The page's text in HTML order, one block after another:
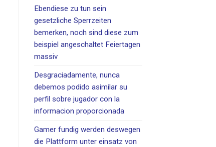
Ebendiese zu tun sein
gesetzliche Sperrzeiten
bemerken, noch sind diese zum
beispiel angeschaltet Feiertagen
massiv
Desgraciadamente, nunca
debemos podido asimilar su
perfil sobre jugador con la
informacion proporcionada
Gamer fundig werden deswegen
die Plattform unter einsatz von